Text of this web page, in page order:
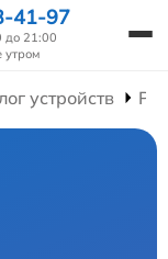
41-97
до 21:00
утром
устройств